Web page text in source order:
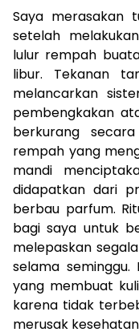
Saya merasakan
setelah
lulur rempah
libur. Tekanan
melancarkan
pembengkakan
berkurang
rempah yang
mandi
didapatkan dari
berbau parfum.
bagi saya untuk
melepaskan
selama
yang membuat
karena tidak
merusak